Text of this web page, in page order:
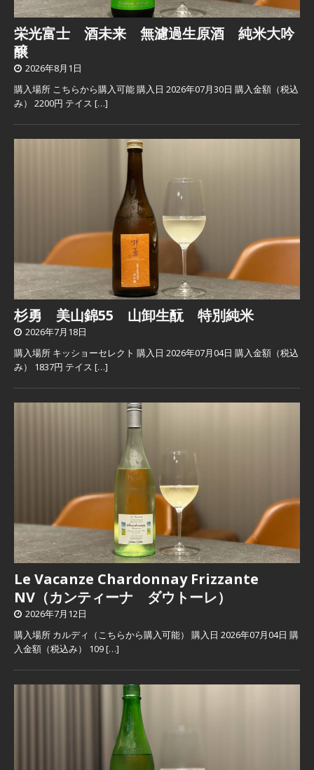
栄光富士 酒未来 無濾過生原酒 純米大吟
醸
2026年8月1日
購入場所 こちらから購入可能 購入日 2026年07月30日 購入金額（税込
み） 2200円 テイス […]
杉勇 美山錦55 山卸生酛 特別純米
2026年7月18日
購入場所 キッショーセレクト 購入日 2026年07月04日 購入金額（税込
み） 1837円 テイス […]
Le Vacanze Chardonnay Frizzante
NV（カンティーナ ダウトーレ）
2026年7月12日
購入場所 カルディ（こちらから購入可能） 購入日 2026年07月04日 購
入金額（税込み） 109[…]